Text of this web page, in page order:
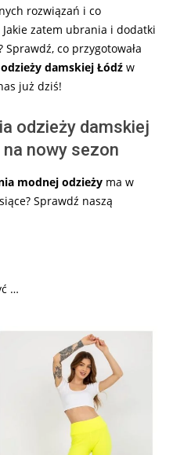
rozwiązań i co
zatem ubrania i dodatki
co przygotowała
damskiej Łódź w
już dziś!
odzieży damskiej
nowy sezon
modnej odzieży ma w
Sprawdź naszą
…